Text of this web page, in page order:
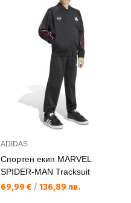
ADIDAS
Спортен екип MARVEL
SPIDER-MAN Tracksuit
Текуща цена:
69,99 € / 136,89 лв.